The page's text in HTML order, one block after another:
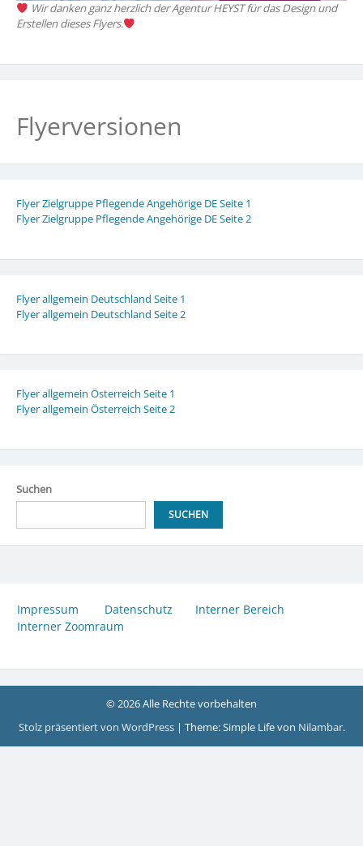
Wir danken ganz herzlich der Agentur HEYST für das Design und
Erstellen dieses Flyers.
Flyerversionen
Flyer Zielgruppe Pflegende Angehörige DE Seite 1
Flyer Zielgruppe Pflegende Angehörige DE Seite 2
Flyer allgemein Deutschland Seite 1
Flyer allgemein Deutschland Seite 2
Flyer allgemein Österreich Seite 1
Flyer allgemein Österreich Seite 2
Suchen
SUCHEN
Impressum Datenschutz
Interner Bereich
Interner Zoomraum
© 2026 Alle Rechte vorbehalten
Stolz präsentiert von WordPress | Theme: Simple Life von Nilambar.